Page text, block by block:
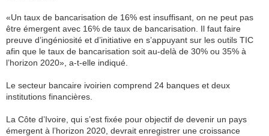
«Un taux de bancarisation de 16% est insuffisant, on ne peut pas
être émergent avec 16% de taux de bancarisation. Il faut faire
preuve d’ingéniosité et d’initiative en s’appuyant sur les outils TIC
afin que le taux de bancarisation soit au-delà de 30% ou 35% à
l’horizon 2020», a-t-elle indiqué.
Le secteur bancaire ivoirien comprend 24 banques et deux
institutions financières.
La Côte d’Ivoire, qui s’est fixée pour objectif de devenir un pays
émergent à l’horizon 2020, devrait enregistrer une croissance